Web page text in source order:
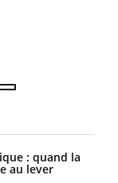
: quand la
au lever